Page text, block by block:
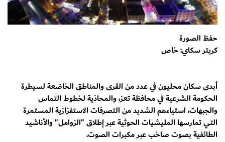
حفظ الصورة
كريتر سكاي: خاص
أبدى سكان محليون في عدد من القرى والمناطق الخاضعة لسيطرة
الحكومة الشرعية في محافظة تعز، والمحاذية لخطوط التماس
والجبهات، استياءهم الشديد من التصرفات الاستفزازية المستمرة
التي تمارسها المليشيات الحوثية عبر إطلاق "الزوامل" والأناشيد
الطائفية بصوت صاخب عبر مكبرات الصوت.